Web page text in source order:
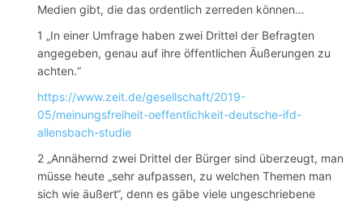
Medien gibt, die das ordentlich zerreden können…
1 „In einer Umfrage haben zwei Drittel der Befragten
angegeben, genau auf ihre öffentlichen Äußerungen zu
achten.“
https://www.zeit.de/gesellschaft/2019-
05/meinungsfreiheit-oeffentlichkeit-deutsche-ifd-
allensbach-studie
2 „Annähernd zwei Drittel der Bürger sind überzeugt, man
müsse heute „sehr aufpassen, zu welchen Themen man
sich wie äußert“, denn es gäbe viele ungeschriebene